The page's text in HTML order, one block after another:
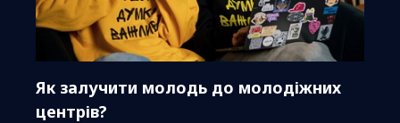
Як залучити молодь до молодіжних
центрів?